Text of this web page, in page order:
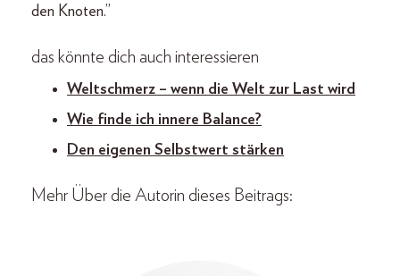
den Knoten.”
das könnte dich auch interessieren
Weltschmerz – wenn die Welt zur Last wird
Wie finde ich innere Balance?
Den eigenen Selbstwert stärken
Mehr Über die Autorin dieses Beitrags: